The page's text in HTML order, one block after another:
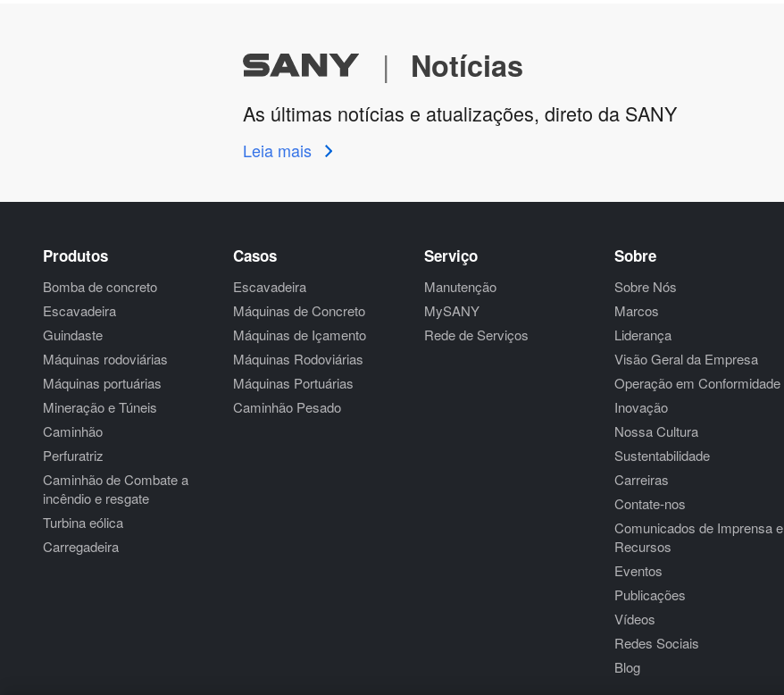
| Notícias
As últimas notícias e atualizações, direto da SANY
Leia mais
Produtos
Bomba de concreto
Escavadeira
Guindaste
Máquinas rodoviárias
Máquinas portuárias
Mineração e Túneis
Caminhão
Perfuratriz
Caminhão de Combate a
incêndio e resgate
Turbina eólica
Carregadeira
Casos
Escavadeira
Máquinas de Concreto
Máquinas de Içamento
Máquinas Rodoviárias
Máquinas Portuárias
Caminhão Pesado
Serviço
Manutenção
MySANY
Rede de Serviços
Sobre
Sobre Nós
Marcos
Liderança
Visão Geral da Empresa
Operação em Conformidade
Inovação
Nossa Cultura
Sustentabilidade
Carreiras
Contate-nos
Comunicados de Imprensa e
Recursos
Eventos
Publicações
Vídeos
Redes Sociais
Blog